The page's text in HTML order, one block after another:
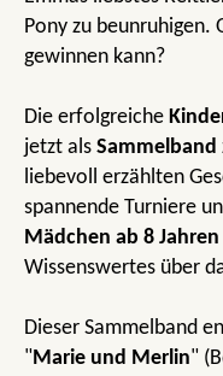
Pony zu beunruhigen.
gewinnen kann?
Die erfolgreiche
jetzt als Sammelband
liebevoll erzählten
spannende Turniere
Mädchen ab 8 Jahren
Wissenswertes über
Dieser Sammelband
"Marie und Merlin"